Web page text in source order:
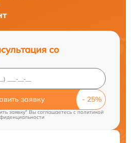
со
заявку
заявку" Вы соглашаетесь cполитикой